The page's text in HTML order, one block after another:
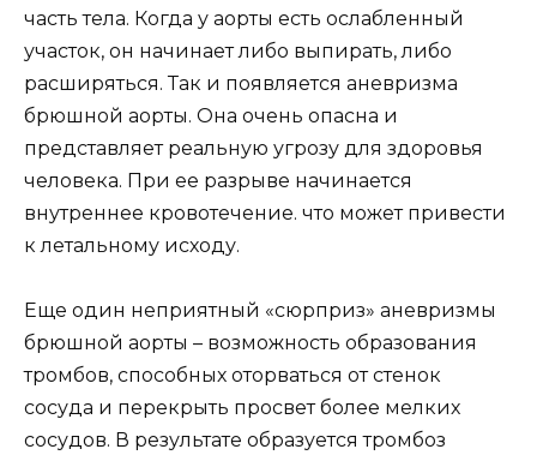
часть тела. Когда у аорты есть ослабленный
участок, он начинает либо выпирать, либо
расширяться. Так и появляется аневризма
брюшной аорты. Она очень опасна и
представляет реальную угрозу для здоровья
человека. При ее разрыве начинается
внутреннее кровотечение. что может привести
к летальному исходу.
Еще один неприятный «сюрприз» аневризмы
брюшной аорты – возможность образования
тромбов, способных оторваться от стенок
сосуда и перекрыть просвет более мелких
сосудов. В результате образуется тромбоз